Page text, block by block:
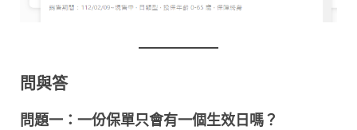
問與答
問題一：一份保單只會有一個生效日嗎？